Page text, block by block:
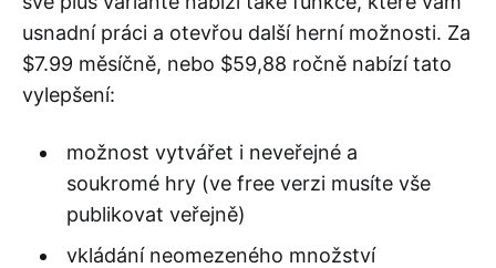
usnadní práci a otevřou další herní možnosti. Za
$7.99 měsíčně, nebo $59,88 ročně nabízí tato
vylepšení:
možnost vytvářet i neveřejné a
soukromé hry (ve free verzi musíte vše
publikovat veřejně)
vkládání neomezeného množství